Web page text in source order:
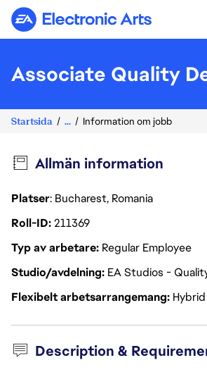
Electronic Arts
Associate Quality
Startsida ... Information om jobb
Allmän information
Platser: Bucharest, Romania
Roll-ID211369
Typ av arbetare Regular Employee
Studio/avdelning EA Studios -
Flexibelt arbetsarrangemang Hybrid
Description &